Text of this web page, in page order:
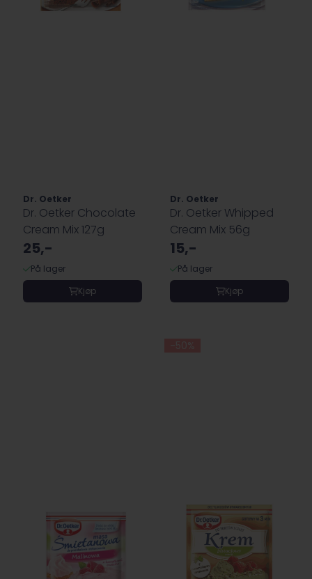
Dr. Oetker
Dr. Oetker Chocolate
Cream Mix 127g
25,-
På lager
Kjøp
Dr. Oetker
Dr. Oetker Whipped
Cream Mix 56g
15,-
På lager
Kjøp